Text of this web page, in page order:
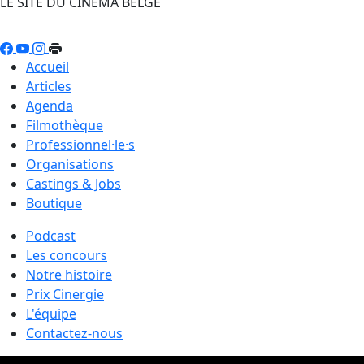
Accueil
Articles
Agenda
Filmothèque
Professionnel·le·s
Organisations
Castings & Jobs
Boutique
Podcast
Les concours
Notre histoire
Prix Cinergie
L'équipe
Contactez-nous